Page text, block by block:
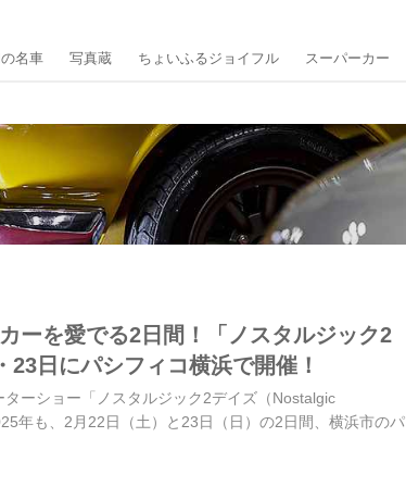
名車 写真蔵 ちょいふるジョイフル スーパーカー
ーを愛でる2日間！「ノスタルジック2
23日にパシフィコ横浜で開催！
ーショー「ノスタルジック2デイズ（Nostalgic
年も、2月22日（土）と23日（日）の2日間、横浜市のパ